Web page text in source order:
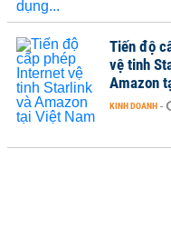
Tiến độ
vệ tinh
Amazon
KINH DOANH -